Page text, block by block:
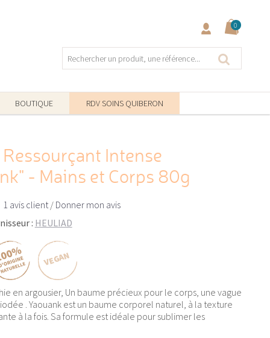
0
BOUTIQUE RDV SOINS QUIBERON
Intense
- Mains et Corps 80g
1 avis client/ Donner mon avis
: HEULIAD
en argousier, Un baume précieux pour le corps, une vague
. Yaouank est un baume corporel naturel, à la texture
à la fois. Sa formule est idéale pour sublimer les